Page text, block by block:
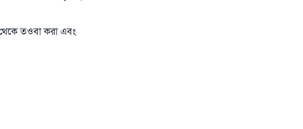
থেকে তওবা করা এবং